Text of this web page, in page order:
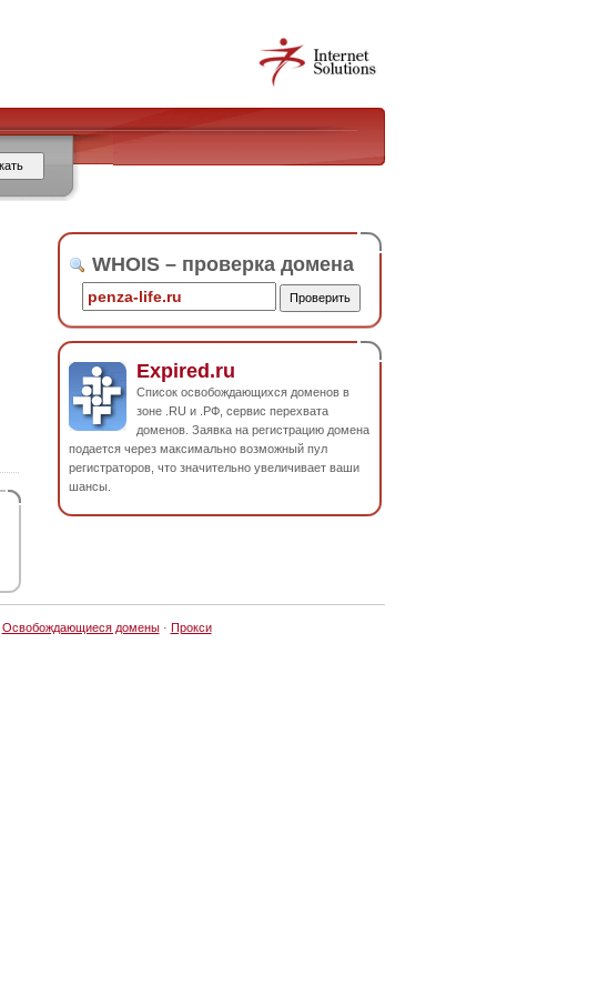
WHOIS – проверка домена
Expired.ru
Список освобождающихся доменов в
зоне .RU и .РФ, сервис перехвата
доменов. Заявка на регистрацию домена
подается через максимально возможный пул
регистраторов, что значительно увеличивает ваши
шансы.
Освобождающиеся домены· Прокси